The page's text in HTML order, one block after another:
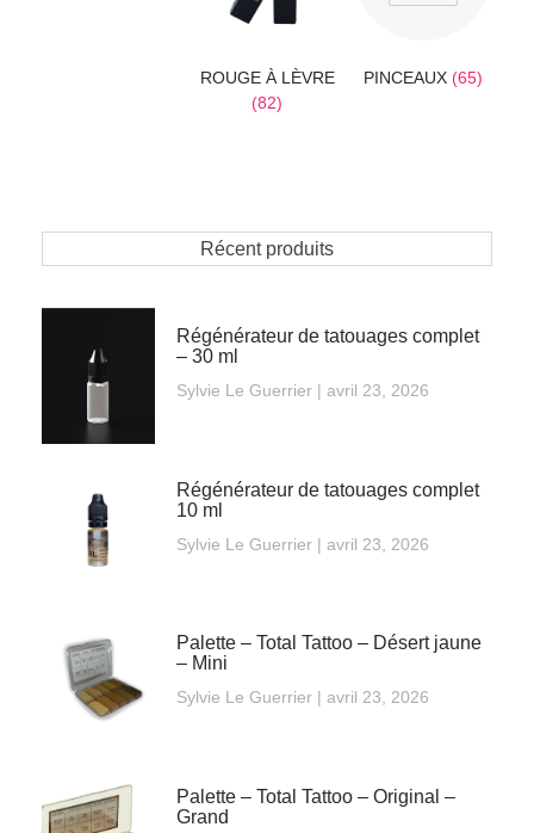
ROUGE À LÈVRE
(82)
PINCEAUX (65)
Récent produits
Régénérateur de tatouages complet
– 30 ml
Sylvie Le Guerrier avril 23, 2026
Régénérateur de tatouages complet
10 ml
Sylvie Le Guerrier avril 23, 2026
Palette – Total Tattoo – Désert jaune
– Mini
Sylvie Le Guerrier avril 23, 2026
Palette – Total Tattoo – Original –
Grand